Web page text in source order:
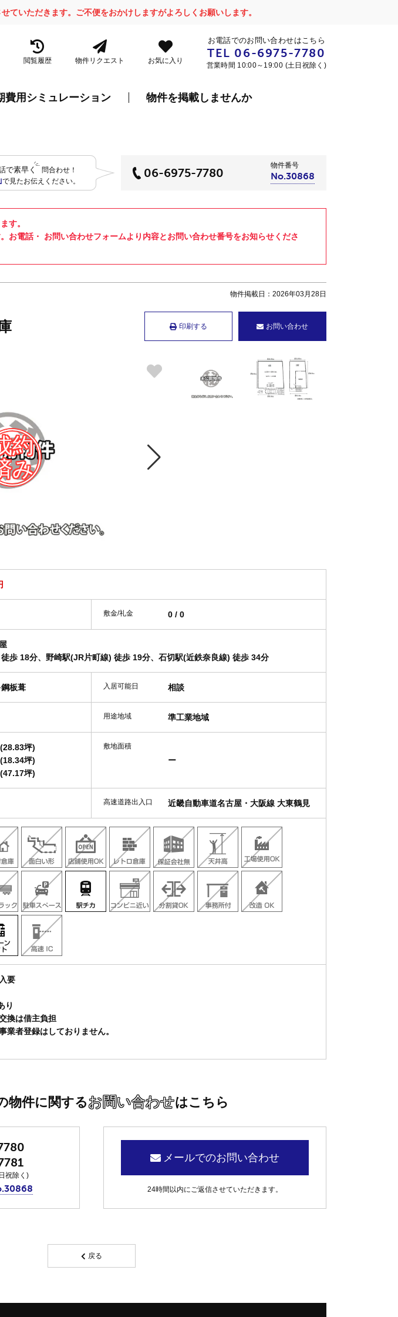
いただきます。ご不便をおかけしますがよろしくお願いします。
閲覧履歴 物件リクエスト お気に入り
お電話でのお問い合わせはこちら
TEL 06-6975-7780
営業時間 10:00～19:00 (土日祝除く)
費用シミュレーション 物件を掲載しませんか
で素早く
問合わせ！
で見たお伝えください。
06-6975-7780
物件番号
No.30868
す。
お電話・ お問い合わせフォームより内容とお問い合わせ番号をお知らせくださ
物件掲載日：2026年03月28日
印刷する お問い合わせ
敷金/礼金 0 / 0
歩 18分、野崎駅(JR片町線) 徒歩 19分、石切駅(近鉄奈良線) 徒歩 34分
板葺 入居可能日 相談
用途地域 準工業地域
(28.83坪)
(18.34坪)
(47.17坪)
敷地面積
ー
高速道路出入口 近畿自動車道名古屋・大阪線 大東鶴見
要
り
換は借主負担
業者登録はしておりません。
物件に関するお問い合わせはこちら
祝除く)
メールでのお問い合わせ
24時間以内にご返信させていただきます。
戻る